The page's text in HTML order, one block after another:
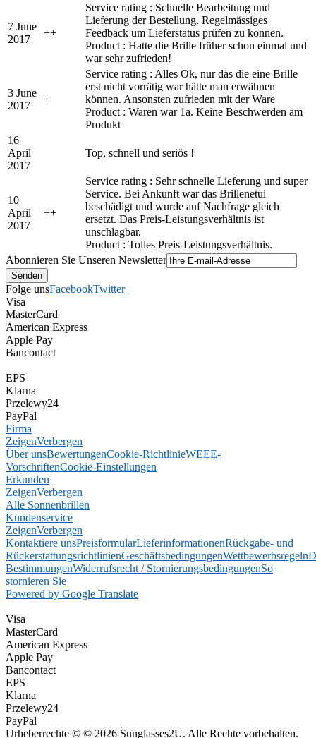
7 June
2017
++
Service rating : Schnelle Bearbeitung und
Lieferung der Bestellung. Regelmässiges
Feedback um Lieferstatus prüfen zu können.
Product : Hatte die Brille früher schon einmal und
war sehr zufrieden!
3 June
2017
+
Service rating : Alles Ok, nur das die eine Brille
erst nicht vorrätig war hätte man erwähnen
können. Ansonsten zufrieden mit der Ware
Product : Waren war 1a. Keine Beschwerden am
Produkt
16
April
2017
Top, schnell und seriös !
10
April
2017
++
Service rating : Sehr schnelle Lieferung und super
Service. Bei Ankunft war das Brillenetui
beschädigt und wurde auf Nachfrage gleich
ersetzt. Das Preis-Leistungsverhältnis ist
unschlagbar.
Product : Tolles Preis-Leistungsverhältnis.
Abonnieren Sie Unseren Newsletter
Folge unsFacebookTwitter
Visa
MasterCard
American Express
Apple Pay
Bancontact
EPS
Klarna
Przelewy24
PayPal
Firma
ZeigenVerbergen
Über unsBewertungenCookie-RichtlinieWEEE-
VorschriftenCookie-Einstellungen
Erkunden
ZeigenVerbergen
Alle Sonnenbrillen
Kundenservice
ZeigenVerbergen
Kontaktiere unsPreisformularLieferinformationenRückgabe- und
RückerstattungsrichtlinienGeschäftsbedingungenWettbewerbsregeln
BestimmungenWiderrufsrecht / StornierungsbedingungenSo
stornieren Sie
Powered by Google Translate
Visa
MasterCard
American Express
Apple Pay
Bancontact
EPS
Klarna
Przelewy24
PayPal
Urheberrechte © © 2026 Sunglasses2U. Alle Rechte vorbehalten.